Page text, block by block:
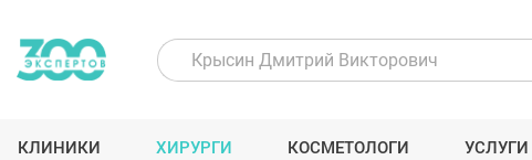
КЛИНИКИ ХИРУРГИ КОСМЕТОЛОГИ УСЛУГИ